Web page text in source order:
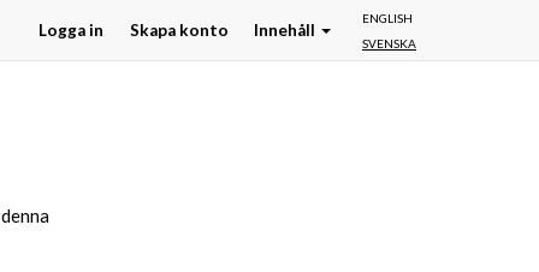
ENGLISH
SVENSKA
Logga in Skapa konto Innehåll